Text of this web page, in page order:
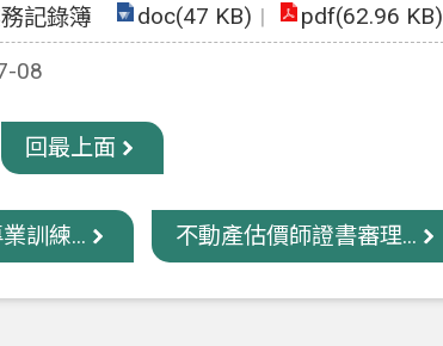
記錄簿 doc(47 KB) pdf(62.96 KB)
08
回最上面
訓練... 不動產估價師證書審理...